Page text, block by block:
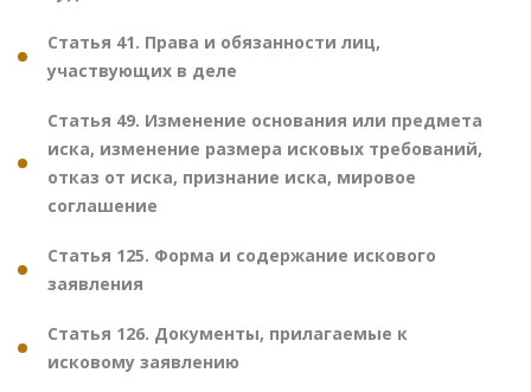
Статья 41. Права и обязанности лиц,
участвующих в деле
Статья 49. Изменение основания или предмета
иска, изменение размера исковых требований,
отказ от иска, признание иска, мировое
соглашение
Статья 125. Форма и содержание искового
заявления
Статья 126. Документы, прилагаемые к
исковому заявлению